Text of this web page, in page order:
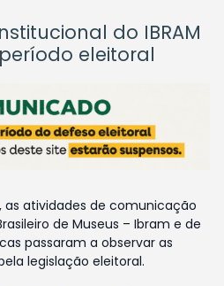
do IBRAM
eleitoral
as atividades de comunicação
de Museus – Ibram e de
passaram a observar as
legislação eleitoral.